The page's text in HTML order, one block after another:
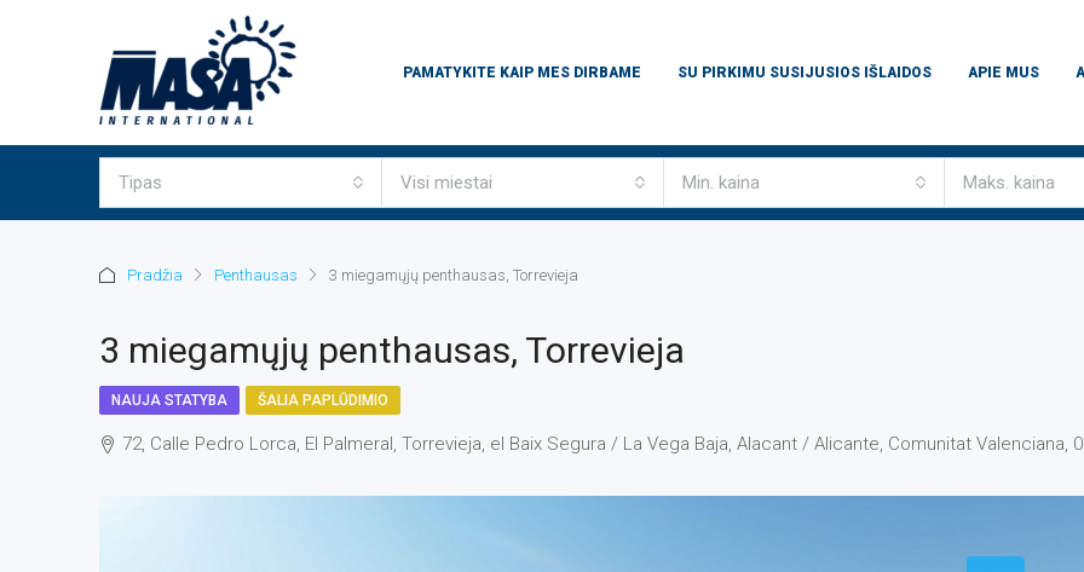
PAMATYKITE KAIP MES DIRBAME SU PIRKIMU SUSIJUSIOS IŠLAIDOS APIE MUS
Tipas Visi miestai Min. kaina Maks. kaina
Pradžia Penthausas 3 miegamųjų penthausas, Torrevieja
3 miegamųjų penthausas, Torrevieja
NAUJA STATYBA ŠALIA PAPLŪDIMIO
72, Calle Pedro Lorca, El Palmeral, Torrevieja, el Baix Segura / La Vega Baja, Alacant / Alicante, Comunitat Valenciana,